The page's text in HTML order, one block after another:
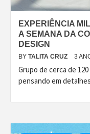
EXPERIÊNCIA
A SEMANA DA
DESIGN
BY TALITA CRUZ 3
Grupo de cerca de
pensando em